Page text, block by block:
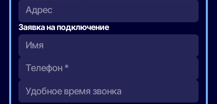
Адрес
Заявка на подключение